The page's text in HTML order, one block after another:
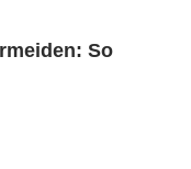
So